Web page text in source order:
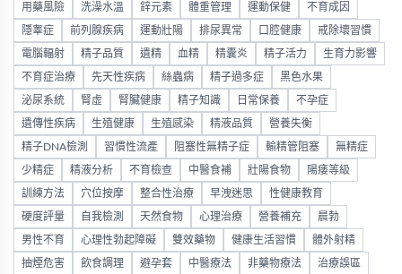
用藥風險 洗澡水溫 鋅元素 體重管理 運動保健 不育成因
隱睾症 前列腺疾病 運動壯陽 排尿異常 口腔健康 戒除壞習慣
電腦輻射 精子品質 遺精 血精 精囊炎 精子活力 生育力影響
不育症治療 先天性疾病 絲蟲病 精子過多症 黑色水果
泌尿系統 腎虛 腎臟健康 精子知識 日常保養 不孕症
遺傳性疾病 生殖健康 生殖感染 精液品質 營養失衡
精子DNA檢測 習慣性流產 阻塞性無精子症 輸精管阻塞 無精症
少精症 精液分析 不育檢查 中醫食補 壯陽食物 陽痿等級
訓練方法 穴位按摩 整合性治療 早洩迷思 性健康教育
硬度評量 自我檢測 天然食物 心理治療 營養補充 晨勃
男性不育 心理性勃起障礙 雙效藥物 健康生活習慣 體外射精
抽煙危害 飲食調理 避孕套 中醫療法 非藥物療法 治療誤區